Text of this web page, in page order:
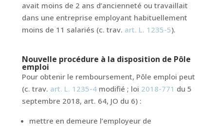
avait moins de 2 ans d’ancienneté ou travaillait
dans une entreprise employant habituellement
moins de 11 salariés (c. trav. art. L. 1235-5).
Nouvelle procédure à la disposition de Pôle
emploi
Pour obtenir le remboursement, Pôle emploi peut
(c. trav. art. L. 1235-4modifié ; loi 2018-771 du 5
septembre 2018, art. 64, JO du 6) :
mettre en demeure l’employeur de